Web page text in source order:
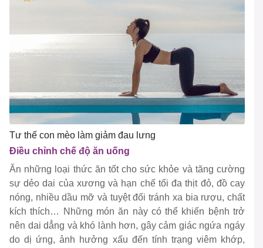
Tư thế con mèo làm giảm đau lưng
Điều chỉnh chế độ ăn uống
Ăn những loại thức ăn tốt cho sức khỏe và tăng cường
sự dẻo dai của xương và hạn chế tối đa thịt đỏ, đồ cay
nóng, nhiều dầu mỡ và tuyệt đối tránh xa bia rượu, chất
kích thích… Những món ăn này có thể khiến bệnh trở
nên dai dẳng và khó lành hơn, gây cảm giác ngứa ngáy
do dị ứng, ảnh hưởng xấu đến tính trạng viêm khớp,